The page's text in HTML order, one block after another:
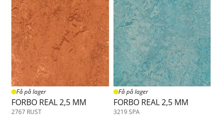
Få på lager
FORBO REAL 2,5 MM
2767 RUST
Få på lager
FORBO REAL 2,5 MM
3219 SPA